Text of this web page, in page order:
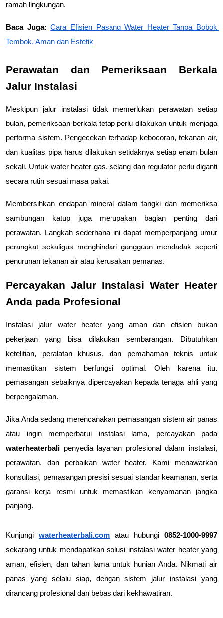
ramah lingkungan.
Baca Juga: Cara Efisien Pasang Water Heater Tanpa Bobok
Tembok, Aman dan Estetik
Perawatan dan Pemeriksaan Berkala
Jalur Instalasi
Meskipun jalur instalasi tidak memerlukan perawatan setiap
bulan, pemeriksaan berkala tetap perlu dilakukan untuk menjaga
performa sistem. Pengecekan terhadap kebocoran, tekanan air,
dan kualitas pipa harus dilakukan setidaknya setiap enam bulan
sekali. Untuk water heater gas, selang dan regulator perlu diganti
secara rutin sesuai masa pakai.
Membersihkan endapan mineral dalam tangki dan memeriksa
sambungan katup juga merupakan bagian penting dari
perawatan. Langkah sederhana ini dapat memperpanjang umur
perangkat sekaligus menghindari gangguan mendadak seperti
penurunan tekanan air atau kerusakan pemanas.
Percayakan Jalur Instalasi Water Heater
Anda pada Profesional
Instalasi jalur water heater yang aman dan efisien bukan
pekerjaan yang bisa dilakukan sembarangan. Dibutuhkan
ketelitian, peralatan khusus, dan pemahaman teknis untuk
memastikan sistem berfungsi optimal. Oleh karena itu,
pemasangan sebaiknya dipercayakan kepada tenaga ahli yang
berpengalaman.
Jika Anda sedang merencanakan pemasangan sistem air panas
waterheaterbali penyedia layanan profesional dalam instalasi,
perawatan, dan perbaikan water heater. Kami menawarkan
konsultasi, pemasangan presisi sesuai standar keamanan, serta
garansi kerja resmi untuk memastikan kenyamanan jangka
panjang.
Kunjungi waterheaterbali.com atau hubungi 0852-1000-9997
sekarang untuk mendapatkan solusi instalasi water heater yang
aman, efisien, dan tahan lama untuk hunian Anda. Nikmati air
panas yang selalu siap, dengan sistem jalur instalasi yang
dirancang profesional dan bebas dari kekhawatiran.